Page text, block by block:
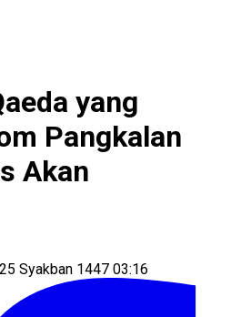
yang
Pangkalan
Akan
Syakban 1447 03:16